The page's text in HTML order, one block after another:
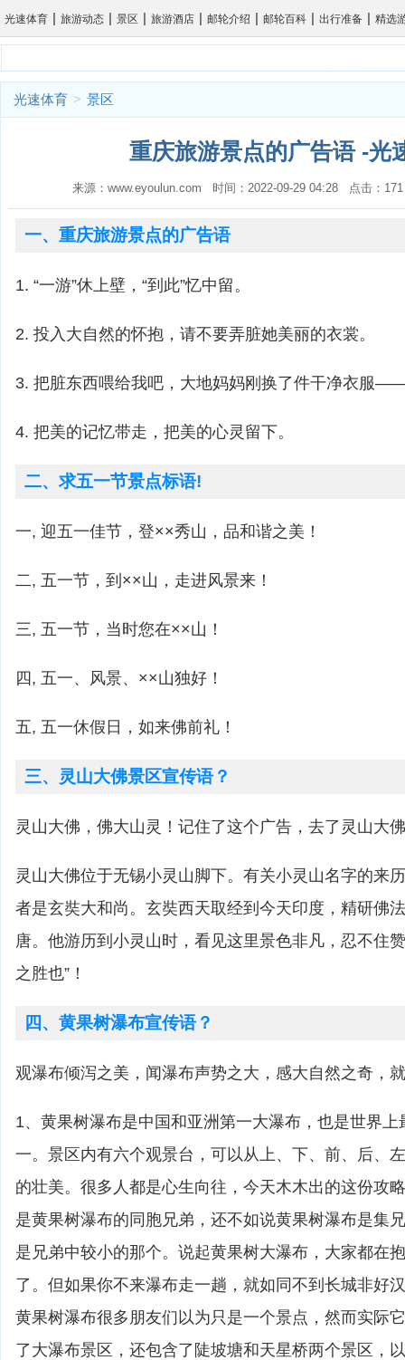
光速体育 | 旅游动态 | 景区 | 旅游酒店 | 邮轮介绍 | 邮轮百科 | 出行准备 | 精选
光速体育 > 景区
重庆旅游景点的广告语 -光
来源：www.eyoulun.com 时间：2022-09-29 04:28 点击：
一、重庆旅游景点的广告语
1. “一游”休上壁，“到此”忆中留。
2. 投入大自然的怀抱，请不要弄脏她美丽的衣裳。
3. 把脏东西喂给我吧，大地妈妈刚换了件干净衣服
4. 把美的记忆带走，把美的心灵留下。
二、求五一节景点标语!
一, 迎五一佳节，登××秀山，品和谐之美！
二, 五一节，到××山，走进风景来！
三, 五一节，当时您在××山！
四, 五一、风景、××山独好！
五, 五一休假日，如来佛前礼！
三、灵山大佛景区宣传语？
灵山大佛，佛大山灵！记住了这个广告，去了灵山大
灵山大佛位于无锡小灵山脚下。有关小灵山名字的来
者是玄奘大和尚。玄奘西天取经到今天印度，精研佛
唐。他游历到小灵山时，看见这里景色非凡，忍不住
之胜也”！
四、黄果树瀑布宣传语？
观瀑布倾泻之美，闻瀑布声势之大，感大自然之奇，
1、黄果树瀑布是中国和亚洲第一大瀑布，也是世界
一。景区内有六个观景台，可以从上、下、前、后、
的壮美。很多人都是心生向往，今天木木出的这份攻
是黄果树瀑布的同胞兄弟，还不如说黄果树瀑布是集
是兄弟中较小的那个。说起黄果树大瀑布，大家都在
了。但如果你不来瀑布走一趟，就如同不到长城非好
黄果树瀑布很多朋友们以为只是一个景点，然而实际
了大瀑布景区，还包含了陡坡塘和天星桥两个景区，